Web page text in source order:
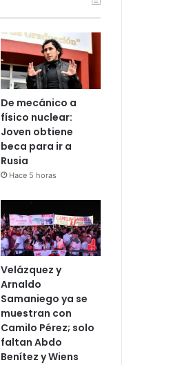
De mecánico a
físico nuclear:
Joven obtiene
beca para ir a
Rusia
Hace 5 horas
Velázquez y
Arnaldo
Samaniego ya se
muestran con
Camilo Pérez; solo
faltan Abdo
Benítez y Wiens